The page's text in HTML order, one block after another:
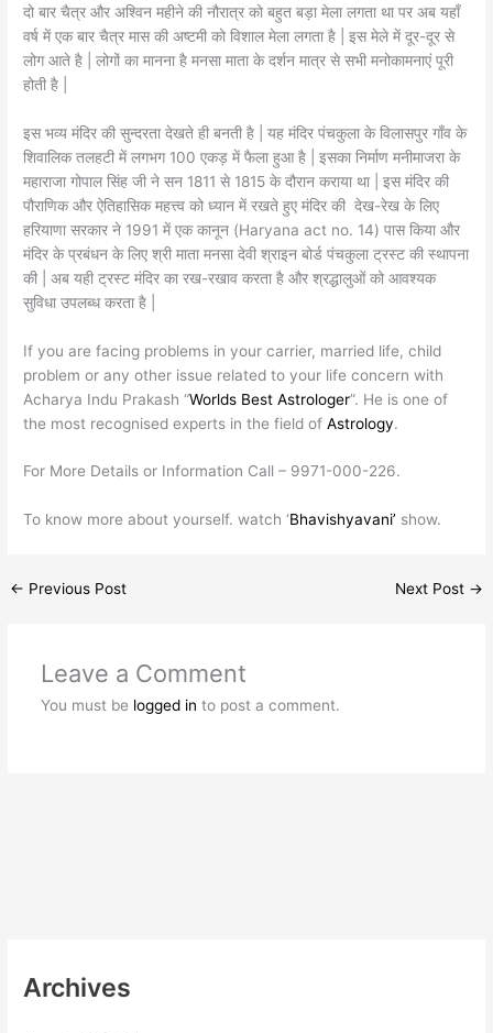
दो बार चैत्र और अश्विन महीने की नौरात्र को बहुत बड़ा मेला लगता था पर अब यहाँ
वर्ष में एक बार चैत्र मास की अष्टमी को विशाल मेला लगता है | इस मेले में दूर-दूर से
लोग आते है | लोगों का मानना है मनसा माता के दर्शन मात्र से सभी मनोकामनाएं पूरी
होती है |
इस भव्य मंदिर की सुन्दरता देखते ही बनती है | यह मंदिर पंचकुला के विलासपुर गाँव के
शिवालिक तलहटी में लगभग 100 एकड़ में फैला हुआ है | इसका निर्माण मनीमाजरा के
महाराजा गोपाल सिंह जी ने सन 1811 से 1815 के दौरान कराया था | इस मंदिर की
पौराणिक और ऐतिहासिक महत्त्व को ध्यान में रखते हुए मंदिर की देख-रेख के लिए
हरियाणा सरकार ने 1991 में एक कानून (Haryana act no. 14) पास किया और
मंदिर के प्रबंधन के लिए श्री माता मनसा देवी श्राइन बोर्ड पंचकुला ट्रस्ट की स्थापना
की | अब यही ट्रस्ट मंदिर का रख-रखाव करता है और श्रद्धालुओं को आवश्यक
सुविधा उपलब्ध करता है |
If you are facing problems in your carrier, married life, child
problem or any other issue related to your life concern with
Acharya Indu Prakash “Worlds Best Astrologer”. He is one of
the most recognised experts in the field ofAstrology.
For More Details or Information Call – 9971-000-226.
To know more about yourself. watch ‘Bhavishyavani’ show.
← Previous Post Next Post →
Leave a Comment
You must be logged in to post a comment.
Archives